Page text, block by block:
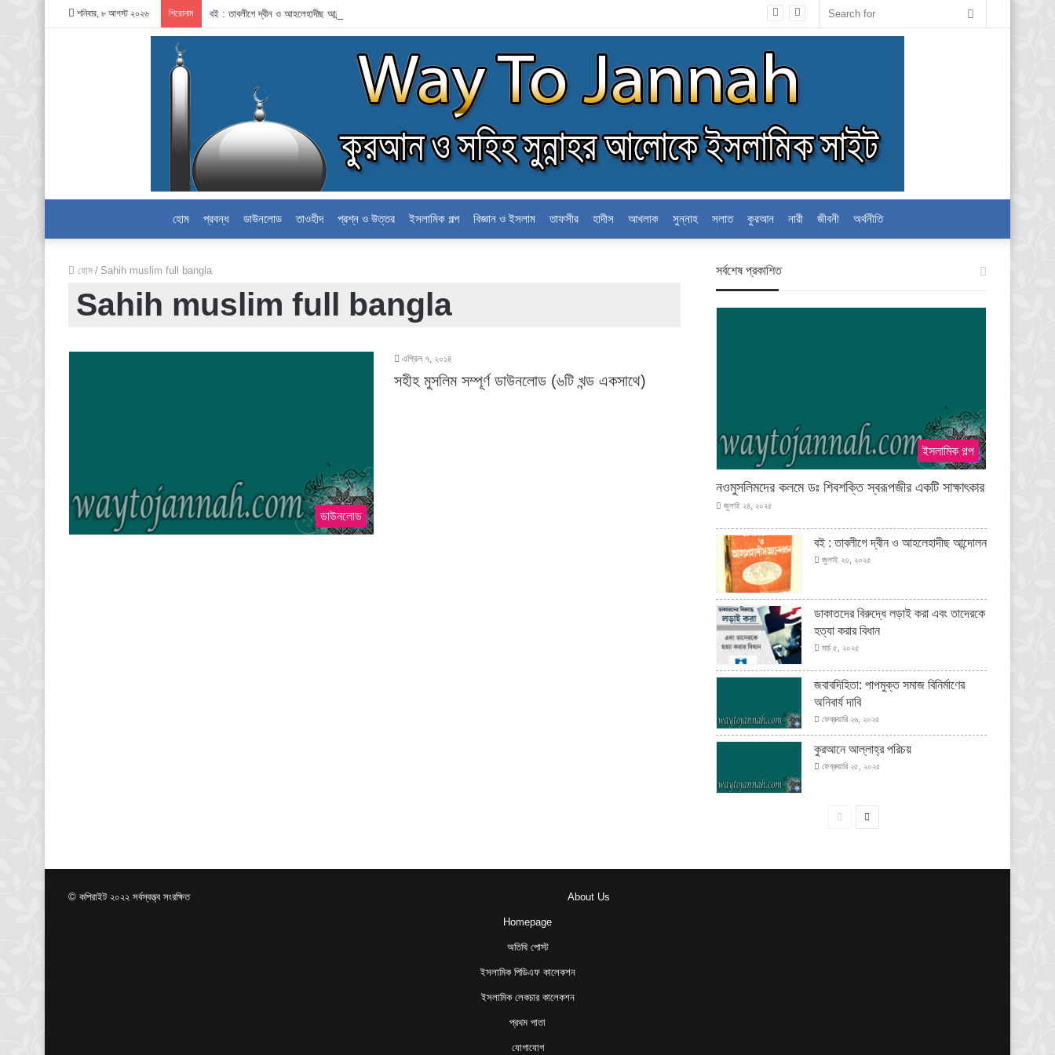
শনিবার, ৮ আগস্ট ২০২৬ শিরোনাম বই : তাবলীগে দ্বীন ও আহলেহাদীছ আন্দোলন Search
হোম প্রবন্ধ ডাউনলোড তাওহীদ প্রশ্ন ও উত্তর ইসলামিক গল্প বিজ্ঞান ও ইসলাম তাফসীর হাদীস আখলাক সুন্নাহ সলাত কুরআন নারী জীবনী অর্থনীতি
হোম / Sahih muslim full bangla
Sahih muslim full bangla
ডাউনলোড
এপ্রিল ৭, ২০১৪
সহীহ মুসলিম সম্পূর্ণ ডাউনলোড (৬টি খন্ড একসাথে)
স‍র্বশেষ প্রকাশিত
ইসলামিক গল্প
নওমুসলিমদের কলমে ডঃ শিবশক্তি স্বরূপজীর একটি সাক্ষাৎকার
জুলাই ২৪, ২০২৫
বই : তাবলীগে দ্বীন ও আহলেহাদীছ আন্দোলন
জুলাই ২৩, ২০২৫
ডাকাতদের বিরুদ্ধে লড়াই করা এবং তাদেরকে
হত্যা করার বিধান
মার্চ ৫, ২০২৫
জবাবদিহিতা: পাপমুক্ত সমাজ বিনির্মাণের
অনিবার্য দাবি
ফেব্রুয়ারি ২৬, ২০২৫
কুরআনে আল্লাহ্‌র পরিচয়
ফেব্রুয়ারি ২৫, ২০২৫
© কপিরাইট ২০২২ সর্বস্বত্ত্ব সংরক্ষিত About Us
Homepage
অতিথি পোস্ট
ইসলামিক পিডিএফ কালেকশন
ইসলামিক লেকচার কালেকশন
প্রথম পাতা
যোগাযোগ